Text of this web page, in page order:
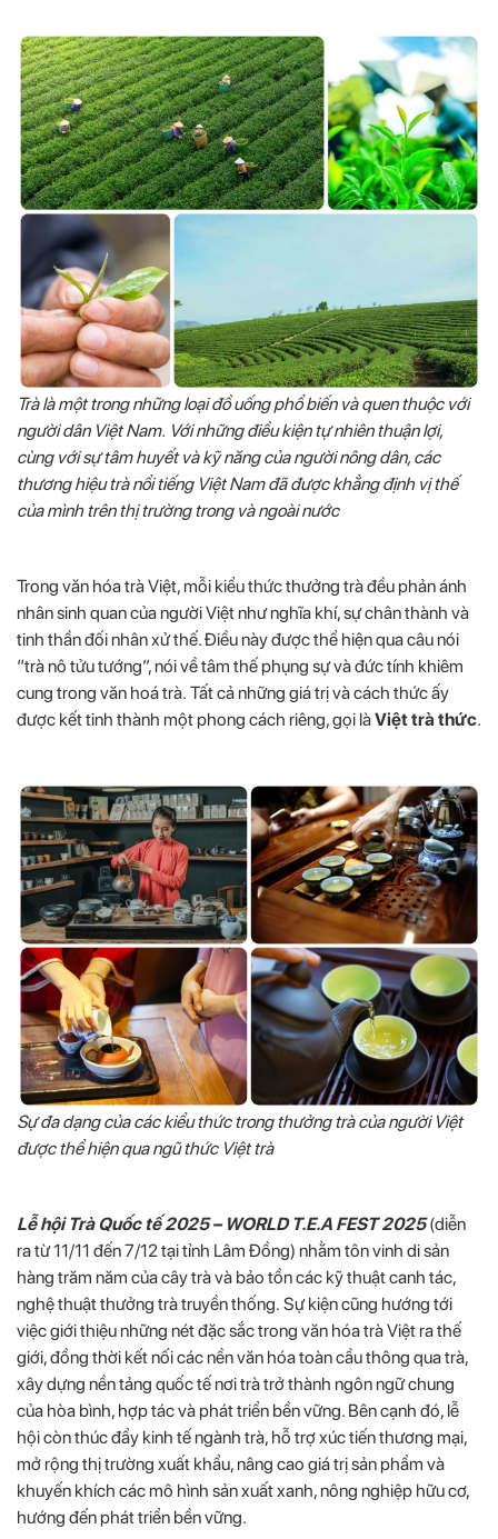
Trà là một trong những loại đồ uống phổ biến và quen thuộc với
người dân Việt Nam. Với những điều kiện tự nhiên thuận lợi,
cùng với sự tâm huyết và kỹ năng của người nông dân, các
thương hiệu trà nổi tiếng Việt Nam đã được khẳng định vị thế
của mình trên thị trường trong và ngoài nước
Trong văn hóa trà Việt, mỗi kiểu thức thưởng trà đều phản ánh
nhân sinh quan của người Việt như nghĩa khí, sự chân thành và
tinh thần đối nhân xử thế. Điều này được thể hiện qua câu nói
“trà nô tửu tướng”, nói về tâm thế phụng sự và đức tính khiêm
cung trong văn hoá trà. Tất cả những giá trị và cách thức ấy
được kết tinh thành một phong cách riêng, gọi làViệt trà thức.
Sự đa dạng của các kiểu thức trong thưởng trà của người Việt
được thể hiện qua ngũ thức Việt trà
Lễ hội Trà Quốc tế 2025 – WORLD T.E.A FEST 2025 (diễn
ra từ 11/11 đến 7/12 tại tỉnh Lâm Đồng) nhằm tôn vinh di sản
hàng trăm năm của cây trà và bảo tồn các kỹ thuật canh tác,
nghệ thuật thưởng trà truyền thống. Sự kiện cũng hướng tới
việc giới thiệu những nét đặc sắc trong văn hóa trà Việt ra thế
giới, đồng thời kết nối các nền văn hóa toàn cầu thông qua trà,
xây dựng nền tảng quốc tế nơi trà trở thành ngôn ngữ chung
của hòa bình, hợp tác và phát triển bền vững. Bên cạnh đó, lễ
hội còn thúc đẩy kinh tế ngành trà, hỗ trợ xúc tiến thương mại,
mở rộng thị trường xuất khẩu, nâng cao giá trị sản phẩm và
khuyến khích các mô hình sản xuất xanh, nông nghiệp hữu cơ,
hướng đến phát triển bền vững.